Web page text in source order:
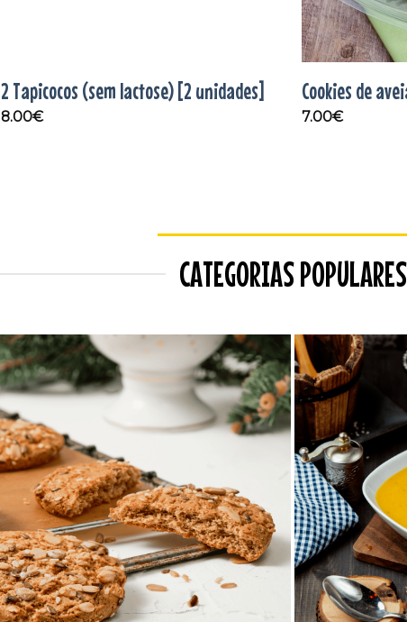
2 Tapicocos (sem lactose) [2 unidades]
8.00€
Cookies de
7.00€
CATEGORIAS POPULARES